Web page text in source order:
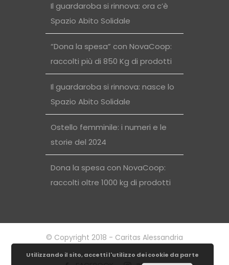
Il guardaroba si rinnova: ora c’è
Spazio Abito Solidale
“Dona la spesa” con NovaCoop:
raccolti più di 850 Kg di prodotti
Il guardaroba si rinnova: nasce lo
Spazio Abito Solidale
Ostello femminile: i numeri e le
storie del 2024
Dona la spesa con NovaCoop:
raccolti oltre 1000 kg di prodotti
© Copyright 2018 - Caritas Alessandria
Utilizzando il sito, accetti l'utilizzo dei cookie da parte